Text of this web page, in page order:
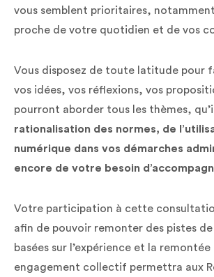
vous semblent prioritaires,
proche de votre quotidien et de vos
Vous disposez de toute latitude pour
vos idées, vos réflexions, vos
pourront aborder tous les thèmes, qu’il
rationalisation des normes, de
numérique dans vos démarches
encore de votre besoin
Votre participation à cette
afin de pouvoir remonter des pistes
basées sur l’expérience et la
engagement collectif permettra aux